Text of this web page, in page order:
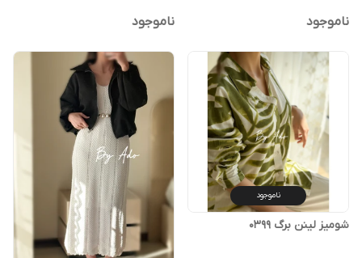
ناموجود ناموجود
ناموجود
شوميز لينن برگ 0399